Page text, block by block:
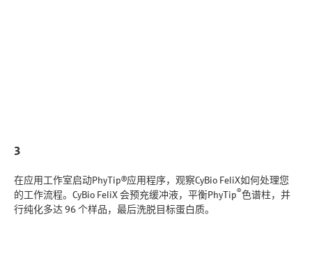
3
在应用工作室启动PhyTip®应用程序，观察CyBio FeliX如何处理您
的工作流程。CyBio FeliX 会预充缓冲液，平衡PhyTip®色谱柱，并
行纯化多达 96 个样品，最后洗脱目标蛋白质。